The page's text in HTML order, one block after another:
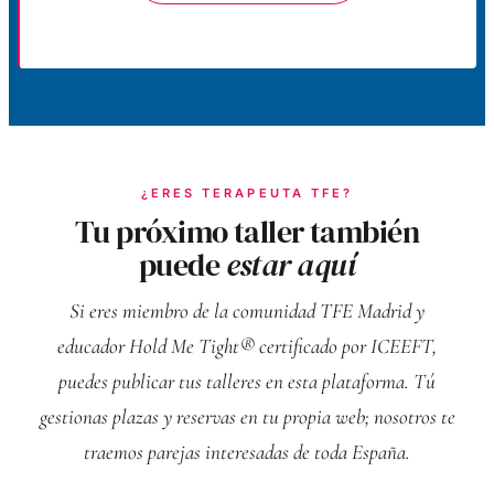
¿ERES TERAPEUTA TFE?
Tu próximo taller también
puedeestar aquí
Si eres miembro de la comunidad TFE Madrid y
educador Hold Me Tight® certificado por ICEEFT,
puedes publicar tus talleres en esta plataforma. Tú
gestionas plazas y reservas en tu propia web; nosotros te
traemos parejas interesadas de toda España.